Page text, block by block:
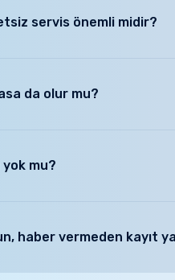
servis önemli midir?
da olur mu?
mu?
haber vermeden kayıt